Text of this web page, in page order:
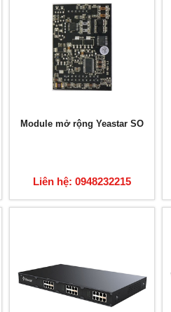
Module mở rộng Yeastar SO
Liên hệ: 0948232215